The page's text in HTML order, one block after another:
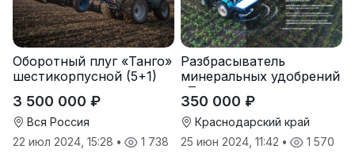
Оборотный плуг «Танго»
шестикорпусной (5+1)
3 500 000 ₽
Вся Россия
22 июл 2024, 15:28 • 1 738
Разбрасыватель
минеральных удобрений
«Тверк»
350 000 ₽
Краснодарский край
25 июн 2024, 11:42 • 1 570